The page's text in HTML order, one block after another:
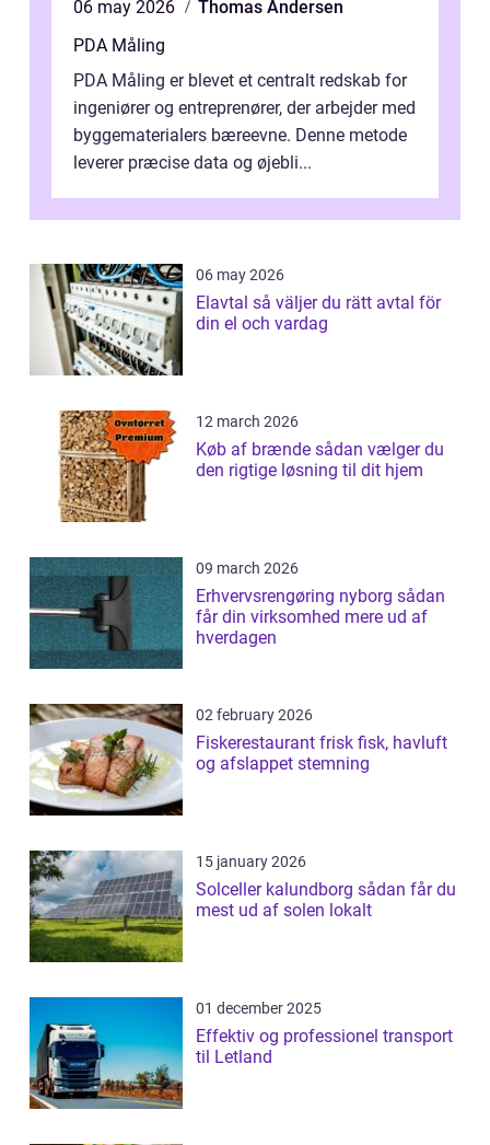
06 may 2026
Thomas Andersen
PDA Måling
PDA Måling er blevet et centralt redskab for
ingeniører og entreprenører, der arbejder med
byggematerialers bæreevne. Denne metode
leverer præcise data og øjebli...
06 may 2026
Elavtal så väljer du rätt avtal för
din el och vardag
12 march 2026
Køb af brænde sådan vælger du
den rigtige løsning til dit hjem
09 march 2026
Erhvervsrengøring nyborg sådan
får din virksomhed mere ud af
hverdagen
02 february 2026
Fiskerestaurant frisk fisk, havluft
og afslappet stemning
15 january 2026
Solceller kalundborg sådan får du
mest ud af solen lokalt
01 december 2025
Effektiv og professionel transport
til Letland